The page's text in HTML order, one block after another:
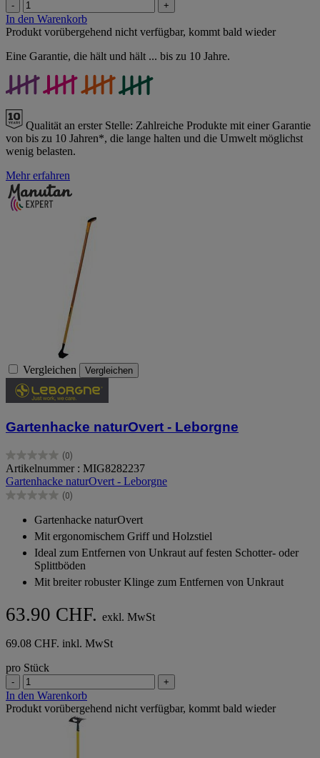
- +
In den Warenkorb
Produkt vorübergehend nicht verfügbar, kommt bald wieder
Eine Garantie, die hält und hält ... bis zu 10 Jahre.
Qualität an erster Stelle: Zahlreiche Produkte mit einer Garantie
von bis zu 10 Jahren*, die lange halten und die Umwelt möglichst
wenig belasten.
Mehr erfahren
Vergleichen Vergleichen
Gartenhacke naturOvert - Leborgne
(0)
0.0
von
5
Sternen.
Artikelnummer : MIG8282237
Gartenhacke naturOvert - Leborgne
(0)
0.0
Sternen.
Gartenhacke naturOvert
Mit ergonomischem Griff und Holzstiel
Ideal zum Entfernen von Unkraut auf festen Schotter- oder
Splittböden
Mit breiter robuster Klinge zum Entfernen von Unkraut
63.90 CHF. exkl. MwSt
69.08 CHF. inkl. MwSt
pro Stück
- +
In den Warenkorb
Produkt vorübergehend nicht verfügbar, kommt bald wieder